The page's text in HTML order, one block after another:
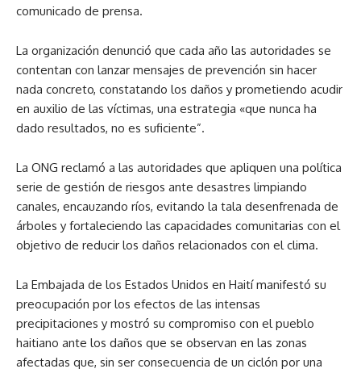
comunicado de prensa.
La organización denunció que cada año las autoridades se
contentan con lanzar mensajes de prevención sin hacer
nada concreto, constatando los daños y prometiendo acudir
en auxilio de las víctimas, una estrategia «que nunca ha
dado resultados, no es suficiente”.
La ONG reclamó a las autoridades que apliquen una política
serie de gestión de riesgos ante desastres limpiando
canales, encauzando ríos, evitando la tala desenfrenada de
árboles y fortaleciendo las capacidades comunitarias con el
objetivo de reducir los daños relacionados con el clima.
La Embajada de los Estados Unidos en Haití manifestó su
preocupación por los efectos de las intensas
precipitaciones y mostró su compromiso con el pueblo
haitiano ante los daños que se observan en las zonas
afectadas que, sin ser consecuencia de un ciclón por una